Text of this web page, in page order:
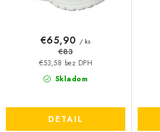
Skladom
€53,58 bez DPH
€65,90 / ks
€83
DETAIL